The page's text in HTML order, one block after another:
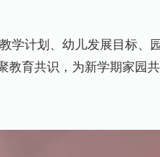
学计划、幼儿发展目标、
教育共识，为新学期家园